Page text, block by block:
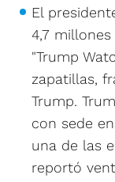
El
4,7
"Trump
zapatillas,
Trump.
con sede
una de las
reportó